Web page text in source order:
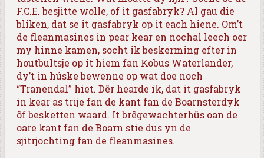
F.C.E. besjitte wolle, of it gasfabryk? Al gau die
bliken, dat se it gasfabryk op it each hiene. Om’t
de fleanmasines in pear kear en nochal leech oer
my hinne kamen, socht ik beskerming efter in
houtbultsje op it hiem fan Kobus Waterlander,
dy’t in húske bewenne op wat doe noch
“Tranendal” hiet. Dêr hearde ik, dat it gasfabryk
in kear as trije fan de kant fan de Boarnsterdyk
ôf besketten waard. It brêgewachterhûs oan de
oare kant fan de Boarn stie dus yn de
sjitrjochting fan de fleanmasines.